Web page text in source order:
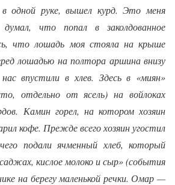
одной руке, вышел курд. Это меня
что попал в заколдованное
что лошадь моя стояла на крыше
лошадью на полтора аршина внизу
впустили в хлев. Здесь в «миян»
отдельно от ясель) на войлоках
Камин горел, на котором хозяин
кофе. Прежде всего хозяин угостил
подали ячменный хлеб, который
кислое молоко и сыр» (события
на берегу маленькой речки. Омар —